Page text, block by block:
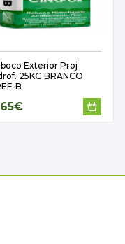
Exterior Proj
25KG BRANCO
B